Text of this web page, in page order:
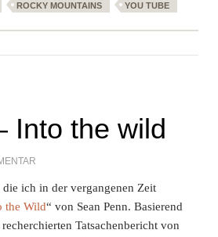
ROCKY MOUNTAINS YOU TUBE
Into the wild
ich in der vergangenen Zeit
the Wild“ von Sean Penn. Basierend
Tatsachenbericht von